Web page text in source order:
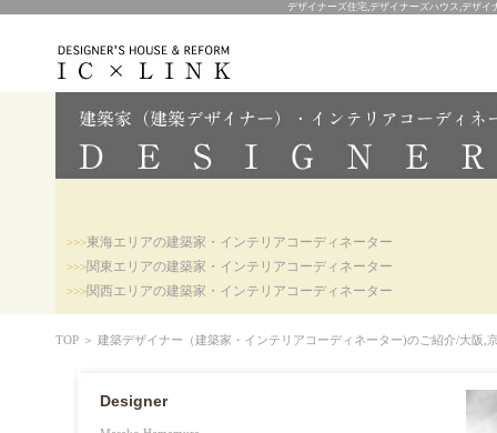
デザイナーズ住宅,デザイナーズハウス,デザ
>>>東海エリアの建築家・インテリアコーディネーター
>>>関東エリアの建築家・インテリアコーディネーター
>>>関西エリアの建築家・インテリアコーディネーター
TOP ＞ 建築デザイナー（建築家・インテリアコーディネーター)のご紹介/大阪,
Designer